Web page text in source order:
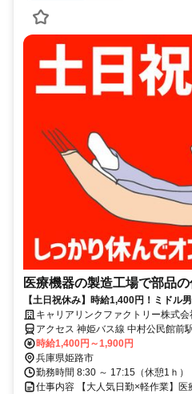
医療機器の製造工場で部品
【土日祝休み】時給1,400円！ミドル
迎◎日払いOK/履歴書不要
キャリアリンクファクトリー株式
アクセス 神姫バス線 中村公民館前
（無料駐車場完備）
時給1,400円～1,900円
兵庫県姫路市
勤務時間 8:30 ～ 17:15（休憩1ｈ）
仕事内容 【大人気日勤×軽作業】